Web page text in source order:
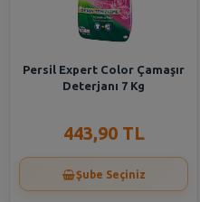
Persil Expert Color Çamaşır
Deterjanı 7 Kg
443,90 TL
Şube Seçiniz